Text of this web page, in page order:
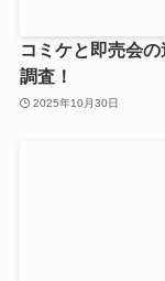
コミケと即売会
調査！
2025年10月30日